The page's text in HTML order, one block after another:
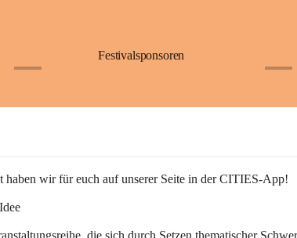
Festivalsponsoren
haben wir für euch auf unserer Seite in der CITIES-App!
die sich durch Setzen thematischer